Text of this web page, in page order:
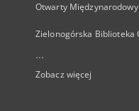
Otwarty
Zielonogórska Biblioteka
...
Zobacz więcej